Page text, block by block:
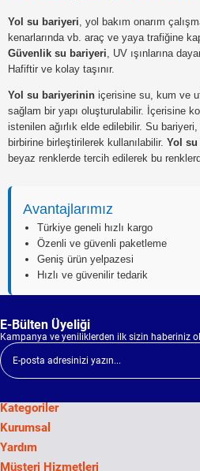
Yol su bariyeri , yol bakım onarım
kenarlarında vb. araç ve yaya trafiğine
Güvenlik su bariyeri , UV ışınlarına
Hafiftir ve kolay taşınır.
Yol su bariyerinin içerisine su, kum ve
sağlam bir yapı oluşturulabilir. İçerisine
istenilen ağırlık elde edilebilir. Su
birbirine birleştirilerek kullanılabilir. Yol
beyaz renklerde tercih edilerek bu
Avantajlarımız
Türkiye geneli hızlı kargo
Özenli ve güvenli paketleme
Geniş ürün yelpazesi
Hızlı ve güvenilir tedarik
E-Bülten Üyeliği
Kampanya ve yeniliklerden ilk sizin haberiniz
Kategoriler
Kurumsal
Yardım
Müşteri Hizmetleri